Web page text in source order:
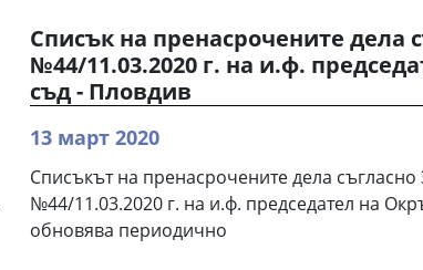
Списък на пренасрочените дела
№44/11.03.2020 г. на и.ф.
съд - Пловдив
13 март 2020
Списъкът на пренасрочените дела съгласно
№44/11.03.2020 г. на и.ф. председател на
обновява периодично